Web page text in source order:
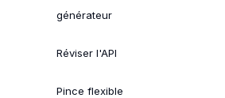
générateur
Réviser l'API
Pince flexible